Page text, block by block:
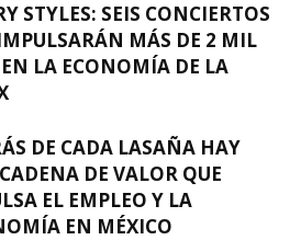
STYLES: SEIS CONCIERTOS
MÁS DE 2 MIL
LA ECONOMÍA DE LA
DE CADA LASAÑA HAY
DE VALOR QUE
EL EMPLEO Y LA
EN MÉXICO